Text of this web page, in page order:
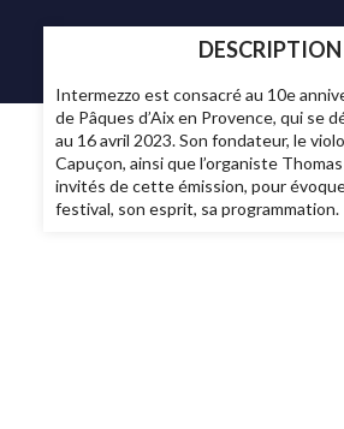
DESCRIPTION
Intermezzo est consacré au 10e
de Pâques d’Aix en Provence, qui se
au 16 avril 2023. Son fondateur, le
Capuçon, ainsi que l’organiste
invités de cette émission, pour
festival, son esprit, sa programmation.